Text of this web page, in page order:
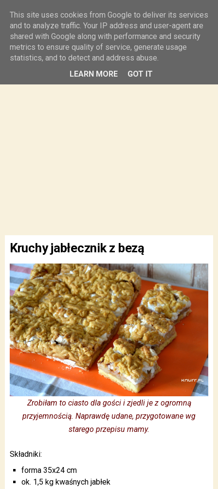
knurr.pl
MENU
Kruchy jabłecznik z bezą
Zrobiłam to ciasto dla gości i zjedli je z ogromną
przyjemnością. Naprawdę udane, przygotowane wg
starego przepisu mamy.
Składniki:
forma 35x24 cm
ok. 1,5 kg kwaśnych jabłek
This site uses cookies from Google to deliver its services
and to analyze traffic. Your IP address and user-agent are
shared with Google along with performance and security
metrics to ensure quality of service, generate usage
statistics, and to detect and address abuse.
LEARN MORE
GOT IT